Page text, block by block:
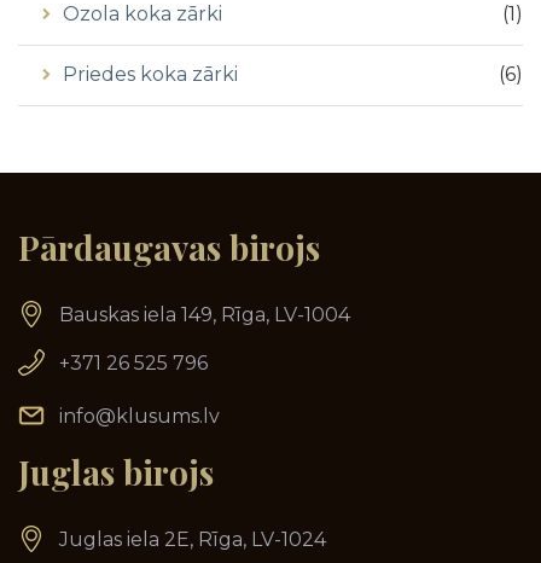
(1)
Ozola koka zārki
(6)
Priedes koka zārki
Pārdaugavas birojs
Bauskas iela 149, Rīga, LV-1004
+371 26 525 796
info@klusums.lv
Juglas birojs
Juglas iela 2E, Rīga, LV-1024